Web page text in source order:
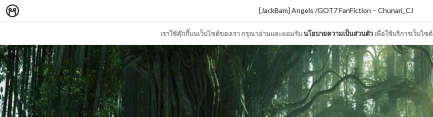
เราใช้คุ๊กกี้บนเว็บไซต์ของเรา กรุณาอ่านและยอมรับนโยบายความเป็นส่วนตัว เพื่อใช้บริการเว็บไซต์
[JackBam] Angels /GOT7 FanFiction – Chunari_CJ